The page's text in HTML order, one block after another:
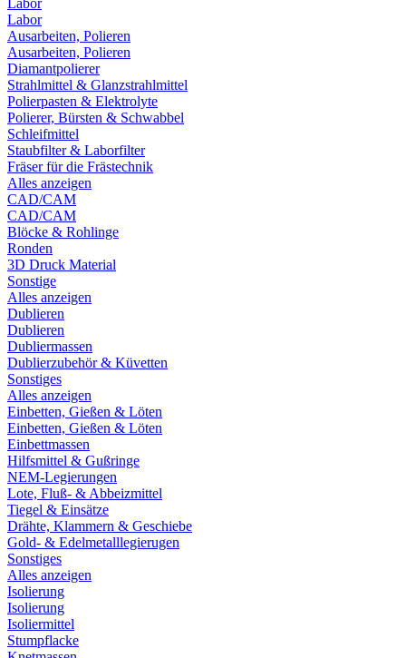
Labor
Labor
Ausarbeiten, Polieren
Ausarbeiten, Polieren
Diamantpolierer
Strahlmittel & Glanzstrahlmittel
Polierpasten & Elektrolyte
Polierer, Bürsten & Schwabbel
Schleifmittel
Staubfilter & Laborfilter
Fräser für die Frästechnik
Alles anzeigen
CAD/CAM
CAD/CAM
Blöcke & Rohlinge
Ronden
3D Druck Material
Sonstige
Alles anzeigen
Dublieren
Dublieren
Dubliermassen
Dublierzubehör & Küvetten
Sonstiges
Alles anzeigen
Einbetten, Gießen & Löten
Einbetten, Gießen & Löten
Einbettmassen
Hilfsmittel & Gußringe
NEM-Legierungen
Lote, Fluß- & Abbeizmittel
Tiegel & Einsätze
Drähte, Klammern & Geschiebe
Gold- & Edelmetalllegierugen
Sonstiges
Alles anzeigen
Isolierung
Isolierung
Isoliermittel
Stumpflacke